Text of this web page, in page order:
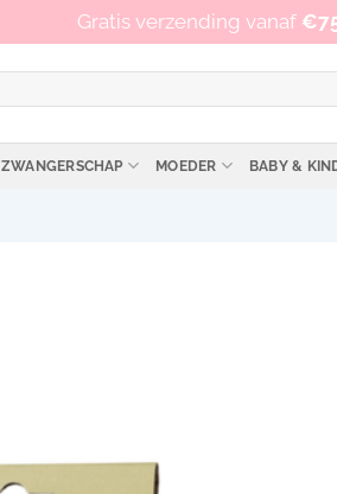
Op werkdagen vóór 15:00 besteld, zelfde
ZWANGERSCHAP MOEDER BABY &
Gratis verzending vanaf €